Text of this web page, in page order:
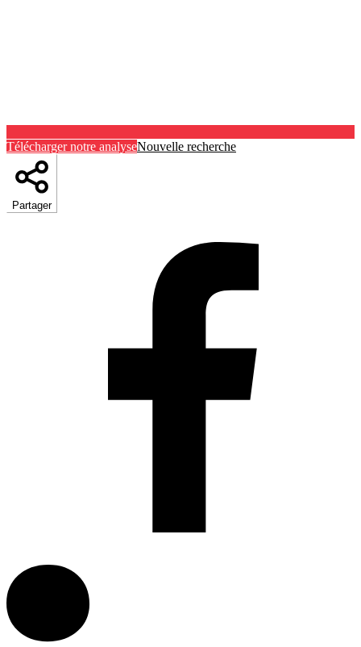
Télécharger notre analyseNouvelle recherche
Partager